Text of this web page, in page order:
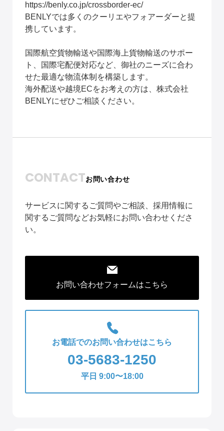
https://benly.co.jp/crossborder-ec/
BENLYでは多くのクーリエやフォアーダーと提
携しています。
国際航空貨物輸送や国際海上貨物輸送のサポー
ト、国際宅配便対応など、御社のニーズに合わ
せた最適な物流体制を構築します。
海外配送や越境ECをお考えの方は、株式会社
BENLYにぜひご相談ください。
CONTACTお問い合わせ
サービスに関するご質問やご相談、採用情報に
関するご質問などお気軽にお問い合わせくださ
い。
お問い合わせフォームはこちら
お電話でのお問い合わせはこちら
03-5683-1250
平日 9:00〜18:00